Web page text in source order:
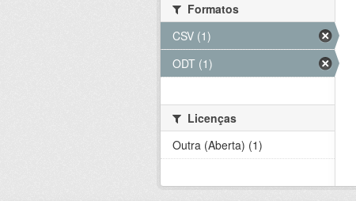
Formatos
CSV (1)
ODT (1)
Licenças
Outra (Aberta) (1)